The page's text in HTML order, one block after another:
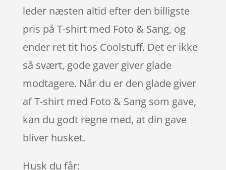
leder næsten altid efter den billigste
pris på T-shirt med Foto & Sang, og
ender ret tit hos Coolstuff. Det er ikke
så svært, gode gaver giver glade
modtagere. Når du er den glade giver
af T-shirt med Foto & Sang som gave,
kan du godt regne med, at din gave
bliver husket.
Husk du får: